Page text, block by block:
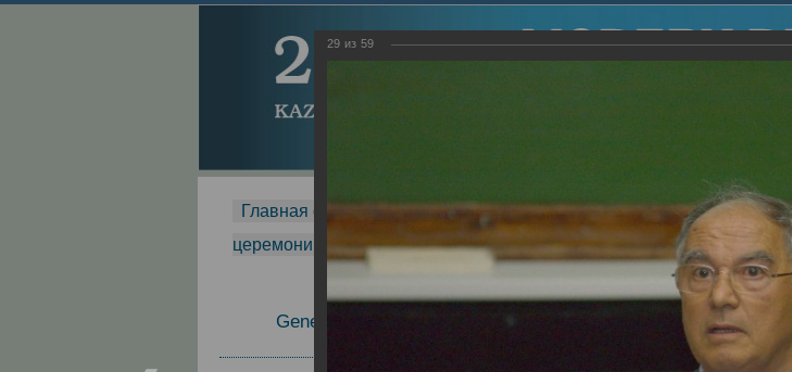
Главная страница MDMR - 2014 - Международная
церемонии вручения премии Zavoisky Award - 2007 г.
General Information
Report
29 из 59